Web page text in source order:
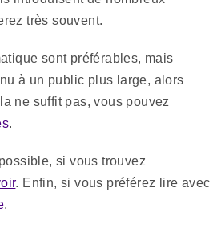
très souvent.
sont préférables, mais
à un public plus large, alors
ne suffit pas, vous pouvez
.
si vous trouvez
. Enfin, si vous préférez lire avec
.